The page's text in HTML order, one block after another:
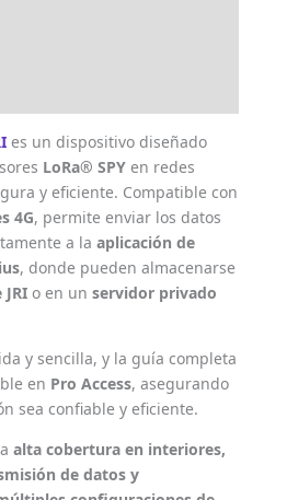
es un dispositivo diseñado
LoRa® SPY en redes
y eficiente. Compatible con
4G, permite enviar los datos
a la aplicación de
, donde pueden almacenarse
o en un servidor privado
y sencilla, y la guía completa
en Pro Access, asegurando
sea confiable y eficiente.
alta cobertura en interiores,
de datos y